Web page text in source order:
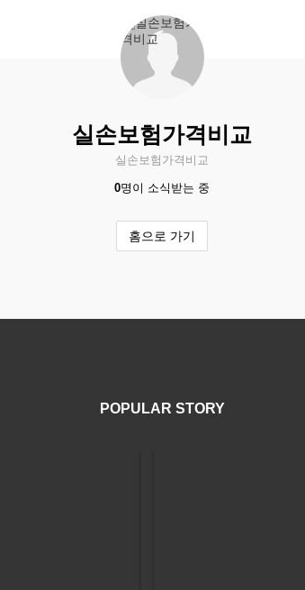
실손보험가격비교
실손보험가격비교
0명이 소식받는 중
홈으로 가기
POPULAR STORY